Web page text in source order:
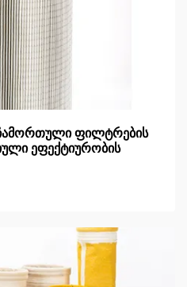
ფილტრების
ეფექტიურობის